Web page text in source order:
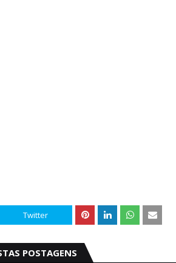
Twitter
POSTAGENS